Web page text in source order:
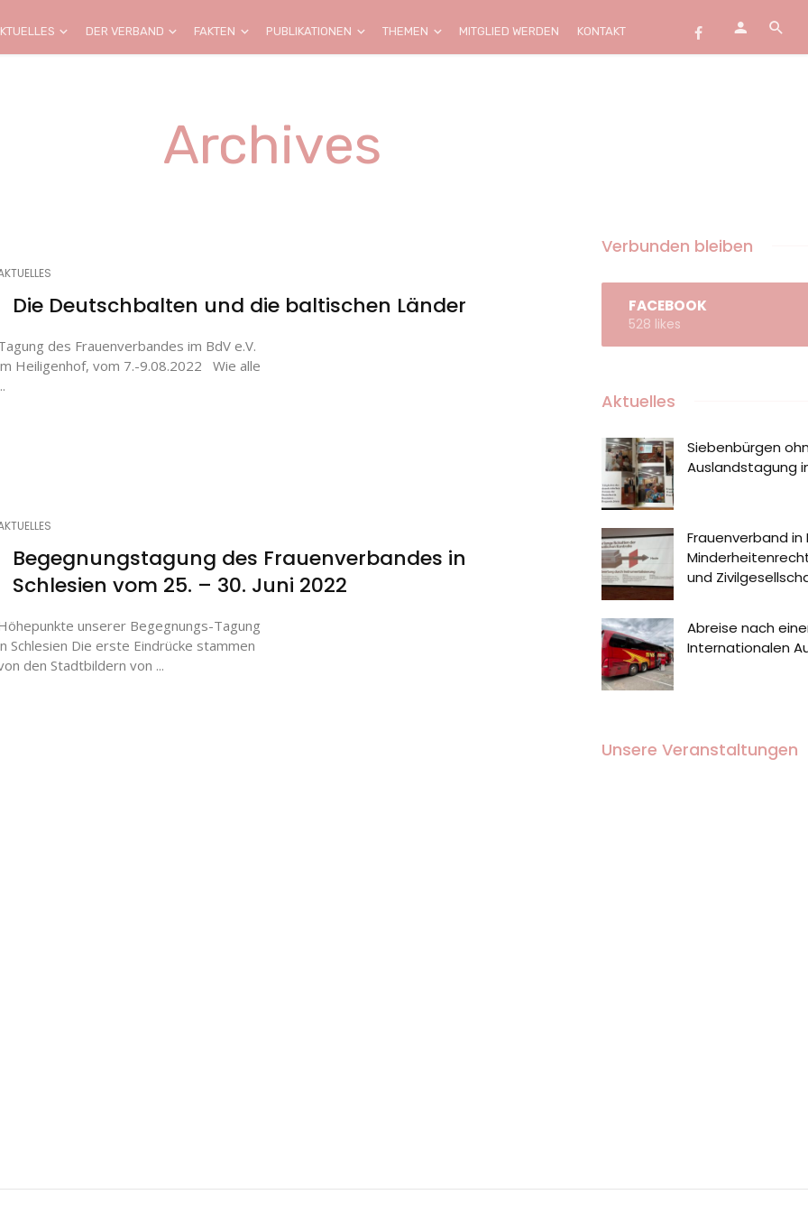
DER VERBAND FAKTEN PUBLIKATIONEN THEMEN MITGLIED WERDEN KONTAKT
Archives
Die Deutschbalten und die baltischen Länder
des Frauenverbandes im BdV e.V.
Heiligenhof, vom 7.-9.08.2022 Wie alle
Begegnungstagung des Frauenverbandes in
Schlesien vom 25. – 30. Juni 2022
unserer Begegnungs-Tagung
Schlesien Die erste Eindrücke stammen
den Stadtbildern von ...
Verbunden bleiben
FACEBOOK
528 likes
Aktuelles
Siebenbürgen
Auslandstagung
Frauenverband
und
Abreise nach
Internationalen
Unsere Veranstaltungen